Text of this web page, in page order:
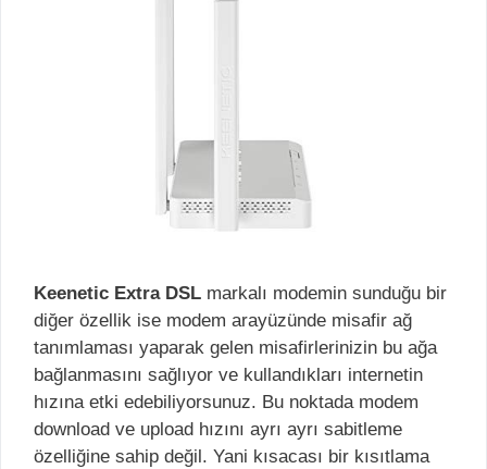
Keenetic Extra DSL markalı modemin sunduğu bir
diğer özellik ise modem arayüzünde misafir ağ
tanımlaması yaparak gelen misafirlerinizin bu ağa
bağlanmasını sağlıyor ve kullandıkları internetin
hızına etki edebiliyorsunuz. Bu noktada modem
download ve upload hızını ayrı ayrı sabitleme
özelliğine sahip değil. Yani kısacası bir kısıtlama